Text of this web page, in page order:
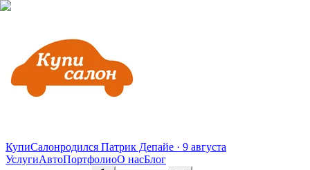
КупиСалонродился Патрик Депайе · 9 августа
УслугиАвтоПортфолиоО насБлог